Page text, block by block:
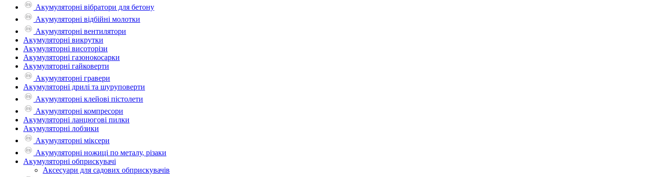
Акумуляторні вібратори для бетону
Акумуляторні відбійні молотки
Акумуляторні вентилятори
Акумуляторні викрутки
Акумуляторні висоторізи
Акумуляторні газонокосарки
Акумуляторні гайковерти
Акумуляторні гравери
Акумуляторні дрилі та шуруповерти
Акумуляторні клейові пістолети
Акумуляторні компресори
Акумуляторні ланцюгові пилки
Акумуляторні лобзики
Акумуляторні міксери
Акумуляторні ножиці по металу, різаки
Акумуляторні обприскувачі
Аксесуари для садових обприскувачів